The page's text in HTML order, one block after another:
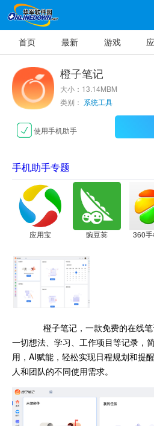
首页 最新 游戏
橙子笔记
大小：13.14MBM
类别： 系统工具
使用手机助手
手机助手专题
应用宝 豌豆荚 360
橙子笔记，一款免费的在线笔
一切想法、学习、工作项目等记录，
用，AI赋能，轻松实现日程规划和提
人和团队的不同使用需求。